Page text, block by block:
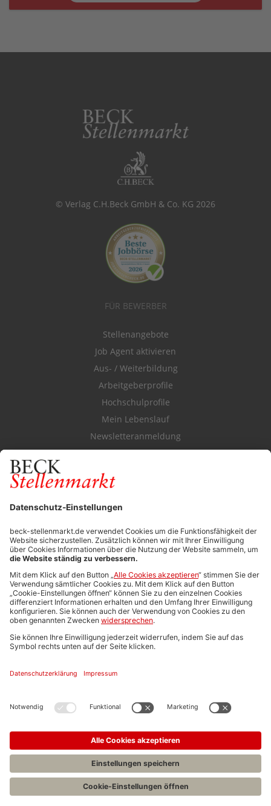
© Verlag C.H.Beck GmbH & Co. KG 2026
FÜR BEWERBER
Stellenangebote
Job Agent aktivieren
Aus- / Weiterbildung
Arbeitgeberprofile
Hochschulprofile
Mein Lebenslauf
Newsletteranmeldung
Durchsuchen Sie den Stellenkatalog
FÜR ARBEITGEBER
Stellenmarktpreise
Anzeigen-AGB
Media-Daten
Newsletteranmeldung
Produktübersicht
ALLGEMEIN
FAQs
Impressum
Stellenangebote C.H.BECK
Entwickelt durchJobiqo